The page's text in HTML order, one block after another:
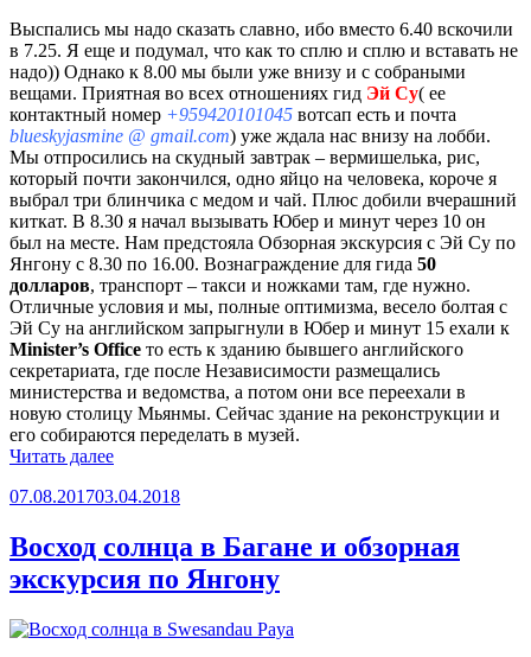
Выспались мы надо сказать славно, ибо вместо 6.40 вскочили
в 7.25. Я еще и подумал, что как то сплю и сплю и вставать не
надо)) Однако к 8.00 мы были уже внизу и с собраными
вещами. Приятная во всех отношениях гид Эй Су( ее
контактный номер +959420101045 вотсап есть и почта
blueskyjasmine @ gmail.com) уже ждала нас внизу на лобби.
Мы отпросились на скудный завтрак – вермишелька, рис,
который почти закончился, одно яйцо на человека, короче я
выбрал три блинчика с медом и чай. Плюс добили вчерашний
киткат. В 8.30 я начал вызывать Юбер и минут через 10 он
был на месте. Нам предстояла Обзорная экскурсия с Эй Су по
Янгону с 8.30 по 16.00. Вознаграждение для гида 50
долларов, транспорт – такси и ножками там, где нужно.
Отличные условия и мы, полные оптимизма, весело болтая с
Эй Су на английском запрыгнули в Юбер и минут 15 ехали к
Minister’s Office то есть к зданию бывшего английского
секретариата, где после Независимости размещались
министерства и ведомства, а потом они все переехали в
новую столицу Мьянмы. Сейчас здание на реконструкции и
его собираются переделать в музей.
Читать далее«Обзорная
по
ч.
2»
Опубликовано
07.08.201703.04.2018
Восход солнца в Багане и обзорная
экскурсия по Янгону